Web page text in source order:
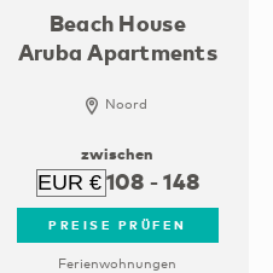
Beach House
Aruba Apartments
Noord
zwischen
108 -148
PREISE PRÜFEN
Ferienwohnungen